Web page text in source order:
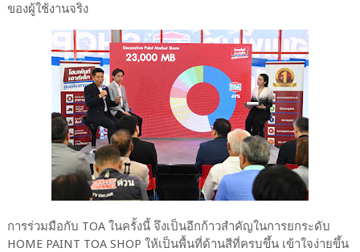
ของผู้ใช้งานจริง
การร่วมมือกับ TOA ในครั้งนี้ จึงเป็นอีกก้าวสำคัญในการยกระดับ
HOME PAINT TOA SHOP ให้เป็นพื้นที่ด้านสีที่ครบขึ้น เข้าใจง่ายขึ้น